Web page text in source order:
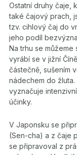
Ostatní druhy čaje,
také čajový prach,
tzv. cihlový čaj do
jeho podíl
Na trhu se
vyrábí se v jižní
částečně, sušením
nádechem do
vyznačuje
účinky.
V Japonsku se
(Sen-cha) a z čaje
se připravoval z